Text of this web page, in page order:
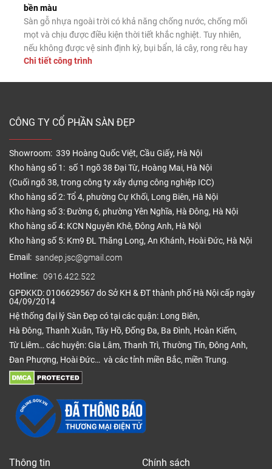
bền màu
Sàn gỗ nhựa ngoài trời có khả năng chống nước, chống mối
mọt và chịu được điều kiện thời tiết khắc nghiệt. Tuy nhiên,
nếu không được vệ sinh định kỳ, bụi bẩn, lá cây, rong rêu hay
dầu mỡ vẫn có thể tích tụ trên bề mặt, làm giảm tính thẩm
Chi tiết công trình
CÔNG TY CỔ PHẦN SÀN ĐẸP
Showroom: 339 Hoàng Quốc Việt, Cầu Giấy, Hà Nội
Kho hàng số 1: số 1 ngõ 38 Đại Từ, Hoàng Mai, Hà Nội
(Cuối ngõ 38, trong công ty xây dựng công nghiệp ICC)
Kho hàng số 2: Tổ 4, phường Cự Khối, Long Biên, Hà Nội
Kho hàng số 3: Đường 6, phường Yên Nghĩa, Hà Đông, Hà Nội
Kho hàng số 4: KCN Nguyên Khê, Đông Anh, Hà Nội
Kho hàng số 5: Km9 ĐL Thăng Long, An Khánh, Hoài Đức, Hà Nội
Email: sandep.jsc@gmail.com
Hotline: 0916.422.522
GPĐKKD: 0106629567 do Sở KH & ĐT thành phố Hà Nội cấp ngày
04/09/2014
Hệ thống đại lý Sàn Đẹp có tại các quận: Long Biên,
Hà Đông, Thanh Xuân, Tây Hồ, Đống Đa, Ba Đình, Hoàn Kiếm,
Từ Liêm… các huyện: Gia Lâm, Thanh Trì, Thường Tín, Đông Anh,
Đan Phượng, Hoài Đức… và các tỉnh miền Bắc, miền Trung.
Thông tin Chính sách